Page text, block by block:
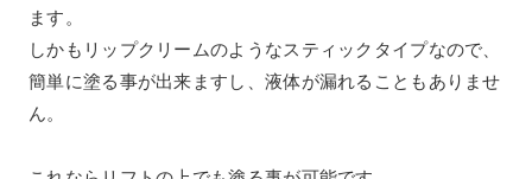
ます。
しかもリップクリームのようなスティックタイプなので、
簡単に塗る事が出来ますし、液体が漏れることもありませ
ん。